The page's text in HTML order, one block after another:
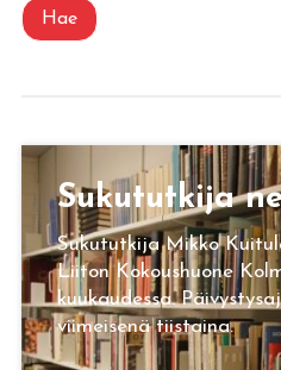
Hae
Su­ku­tut­ki­ja
Sukututkija Mikko
Liiton Kokoushuone
kuukaudessa.
viimeisenä tiistaina.